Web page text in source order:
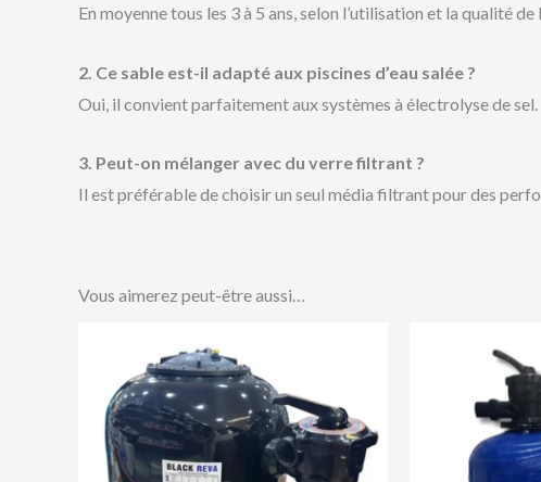
En moyenne tous les 3 à 5 ans, selon l’utilisation et la qualité de
2. Ce sable est-il adapté aux piscines d’eau salée ?
Oui, il convient parfaitement aux systèmes à électrolyse de sel.
3. Peut-on mélanger avec du verre filtrant ?
Il est préférable de choisir un seul média filtrant pour des
Vous aimerez peut-être aussi…